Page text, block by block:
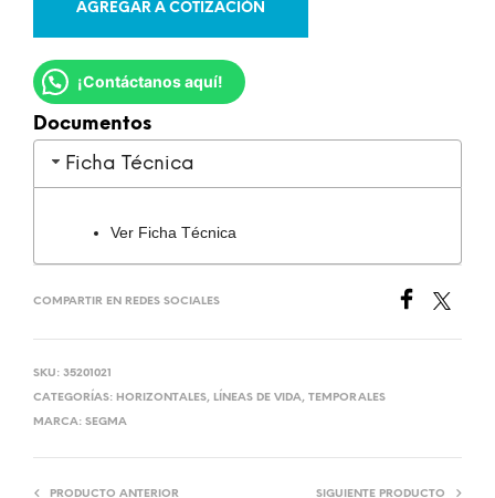
AGREGAR A COTIZACIÓN
¡Contáctanos aquí!
Documentos
Ficha Técnica
Ver Ficha Técnica
COMPARTIR EN REDES SOCIALES
SKU: 35201021
CATEGORÍAS: HORIZONTALES, LÍNEAS DE VIDA, TEMPORALES
MARCA: SEGMA
PRODUCTO ANTERIOR SIGUIENTE PRODUCTO